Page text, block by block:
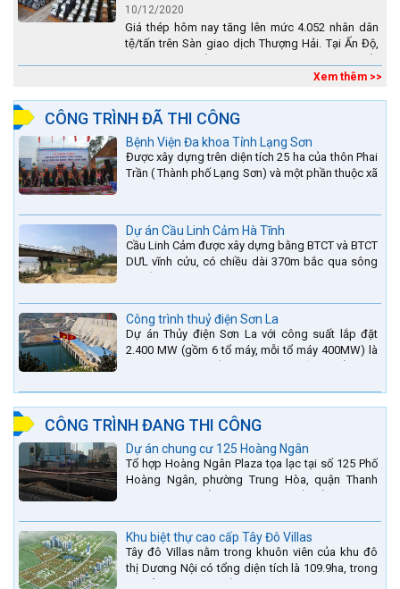
10/12/2020
Giá thép hôm nay tăng lên mức 4.052 nhân dân
tệ/tấn trên Sàn giao dịch Thượng Hải. Tại Ấn Độ,
Xem thêm >>
CÔNG TRÌNH ĐÃ THI CÔNG
Bệnh Viện Đa khoa Tỉnh Lạng Sơn
Được xây dựng trên diện tích 25 ha của thôn Phai
Trần ( Thành phố Lạng Sơn) và một phần thuộc xã
Dự án Cầu Linh Cảm Hà Tĩnh
Cầu Linh Cảm được xây dựng bằng BTCT và BTCT
DƯL vĩnh cửu, có chiều dài 370m bắc qua sông
Công trình thuỷ điện Sơn La
Dự án Thủy điện Sơn La với công suất lắp đặt
2.400 MW (gồm 6 tổ máy, mỗi tổ máy 400MW) là
CÔNG TRÌNH ĐANG THI CÔNG
Dự án chung cư 125 Hoàng Ngân
Tổ hợp Hoàng Ngân Plaza tọa lạc tại số 125 Phố
Hoàng Ngân, phường Trung Hòa, quận Thanh
Khu biệt thự cao cấp Tây Đô Villas
Tây đô Villas nằm trong khuôn viên của khu đô
thị Dương Nội có tổng diện tích là 109.9ha, trong